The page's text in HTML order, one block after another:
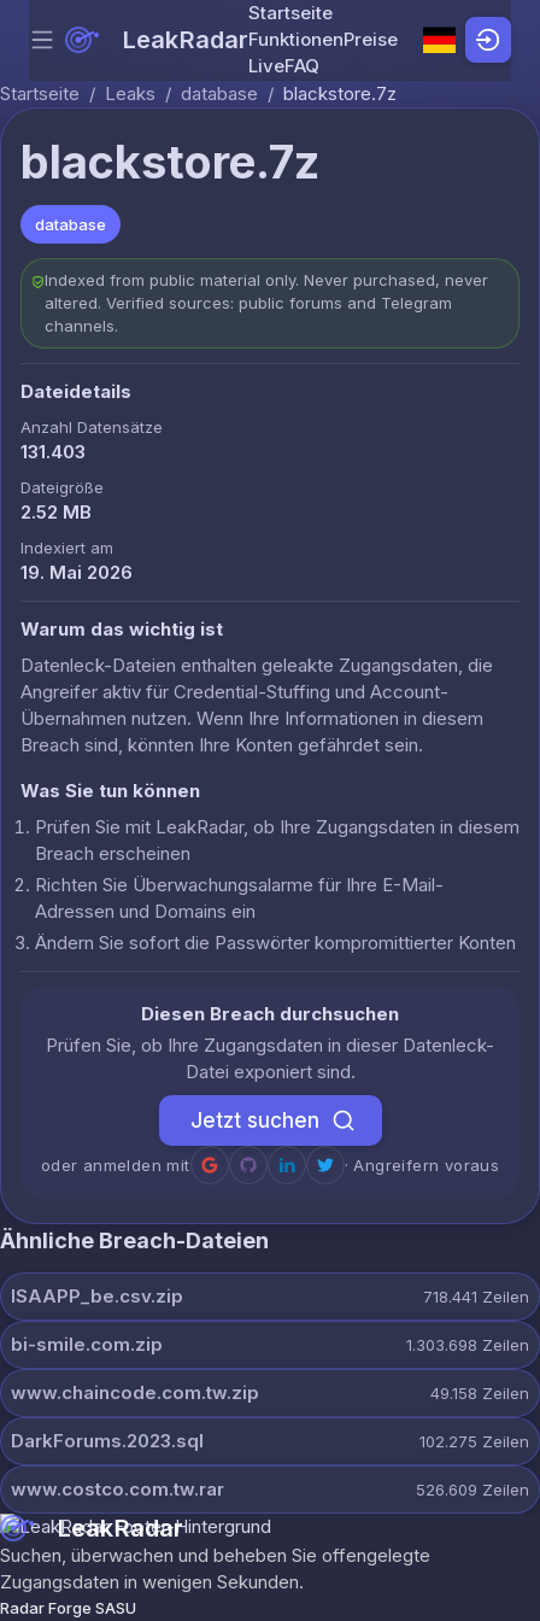
Skip to content
Menu LeakRadar
Startseite
FunktionenPreise
LiveFAQ
Startseite / Leaks / database / blackstore.7z
blackstore.7z
database
Indexed from public material only. Never purchased, never
altered. Verified sources: public forums and Telegram
channels.
Dateidetails
Anzahl Datensätze
131.403
Dateigröße
2.52 MB
Indexiert am
19. Mai 2026
Warum das wichtig ist
Datenleck-Dateien enthalten geleakte Zugangsdaten, die
Angreifer aktiv für Credential-Stuffing und Account-
Übernahmen nutzen. Wenn Ihre Informationen in diesem
Breach sind, könnten Ihre Konten gefährdet sein.
Was Sie tun können
Prüfen Sie mit LeakRadar, ob Ihre Zugangsdaten in diesem
Breach erscheinen
Richten Sie Überwachungsalarme für Ihre E-Mail-
Adressen und Domains ein
Ändern Sie sofort die Passwörter kompromittierter Konten
Diesen Breach durchsuchen
Prüfen Sie, ob Ihre Zugangsdaten in dieser Datenleck-
Datei exponiert sind.
Jetzt suchen
oder anmelden mit · Angreifern voraus
Ähnliche Breach-Dateien
ISAAPP_be.csv.zip 718.441 Zeilen
bi-smile.com.zip 1.303.698 Zeilen
www.chaincode.com.tw.zip 49.158 Zeilen
DarkForums.2023.sql 102.275 Zeilen
www.costco.com.tw.rar 526.609 Zeilen
LeakRadar
Suchen, überwachen und beheben Sie offengelegte
Zugangsdaten in wenigen Sekunden.
Radar Forge SASU